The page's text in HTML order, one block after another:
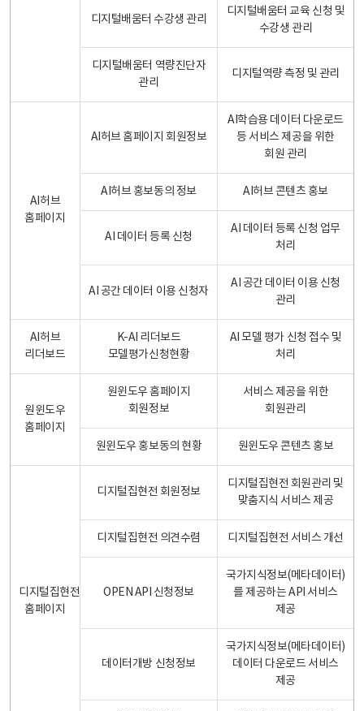
디지털배움터 수강생 관리
디지털배움터 교육 신청 및
수강생 관리
디지털배움터 역량진단자
관리
디지털역량 측정 및 관리
AI허브
홈페이지
AI허브 홈페이지 회원정보
AI학습용 데이터 다운로드
등 서비스 제공을 위한
회원 관리
AI허브 홍보동의 정보 AI허브 콘텐츠 홍보
AI 데이터 등록 신청
AI 데이터 등록 신청 업무
처리
AI 공간 데이터 이용 신청자
AI 공간 데이터 이용 신청
관리
AI허브
리더보드
K-AI 리더보드
모델평가신청현황
AI 모델 평가 신청 접수 및
처리
원윈도우
홈페이지
원윈도우 홈페이지
회원정보
서비스 제공을 위한
회원관리
원윈도우 홍보동의 현황 원윈도우 콘텐츠 홍보
디지털집현전
홈페이지
디지털집현전 회원정보
디지털집현전 회원관리 및
맞춤지식 서비스 제공
디지털집현전 의견수렴 디지털집현전 서비스 개선
OPEN API 신청정보
국가지식정보(메타데이터)
를 제공하는 API 서비스
제공
데이터개방 신청정보
국가지식정보(메타데이터)
데이터 다운로드 서비스
제공